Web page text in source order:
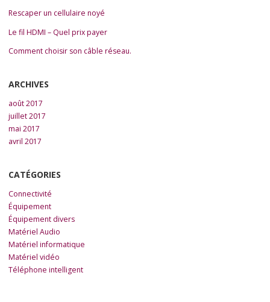
Rescaper un cellulaire noyé
Le fil HDMI – Quel prix payer
Comment choisir son câble réseau.
ARCHIVES
août 2017
juillet 2017
mai 2017
avril 2017
CATÉGORIES
Connectivité
Équipement
Équipement divers
Matériel Audio
Matériel informatique
Matériel vidéo
Téléphone intelligent